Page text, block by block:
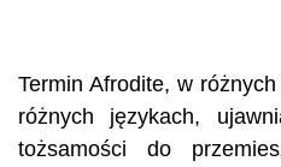
Termin Afrodite, w
różnych językach,
tożsamości do